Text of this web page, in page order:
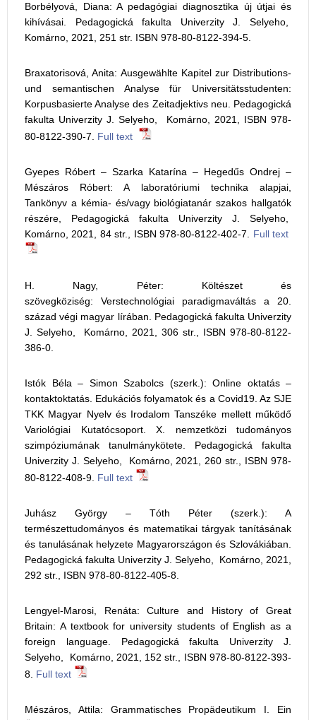
Borbélyová, Diana: A pedagógiai diagnosztika új útjai és
kihívásai. Pedagogická fakulta Univerzity J. Selyeho,
Komárno, 2021, 251 str. ISBN 978-80-8122-394-5.
Braxatorisová, Anita: Ausgewählte Kapitel zur Distributions-
und semantischen Analyse für Universitätsstudenten:
Korpusbasierte Analyse des Zeitadjektivs neu. Pedagogická
fakulta Univerzity J. Selyeho, Komárno, 2021, ISBN 978-
80-8122-390-7. Full text
Gyepes Róbert – Szarka Katarína – Hegedűs Ondrej –
Mészáros Róbert: A laboratóriumi technika alapjai,
Tankönyv a kémia- és/vagy biológiatanár szakos hallgatók
részére, Pedagogická fakulta Univerzity J. Selyeho,
Komárno, 2021, 84 str., ISBN 978-80-8122-402-7. Full text
H. Nagy, Péter: Költészet és
szövegköziség: Verstechnológiai paradigmaváltás a 20.
század végi magyar lírában. Pedagogická fakulta Univerzity
J. Selyeho, Komárno, 2021, 306 str., ISBN 978-80-8122-
386-0.
Istók Béla – Simon Szabolcs (szerk.): Online oktatás –
kontaktoktatás. Edukációs folyamatok és a Covid19. Az SJE
TKK Magyar Nyelv és Irodalom Tanszéke mellett működő
Variológiai Kutatócsoport. X. nemzetközi tudományos
szimpóziumának tanulmánykötete. Pedagogická fakulta
Univerzity J. Selyeho, Komárno, 2021, 260 str., ISBN 978-
80-8122-408-9. Full text
Juhász György – Tóth Péter (szerk.): A
természettudományos és matematikai tárgyak tanításának
és tanulásának helyzete Magyarországon és Szlovákiában.
Pedagogická fakulta Univerzity J. Selyeho, Komárno, 2021,
292 str., ISBN 978-80-8122-405-8.
Lengyel-Marosi, Renáta: Culture and History of Great
Britain: A textbook for university students of English as a
foreign language. Pedagogická fakulta Univerzity J.
Selyeho, Komárno, 2021, 152 str., ISBN 978-80-8122-393-
8. Full text
Mészáros, Attila: Grammatisches Propädeutikum I. Ein